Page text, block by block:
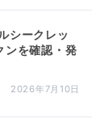
シークレッ
ンを確認・発
2026年7月10日